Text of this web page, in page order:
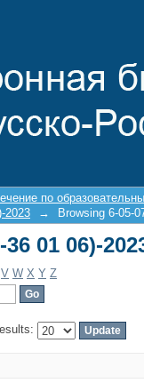
по
2023 → Browsing 6-05-
01 06)-
V W X Y Z